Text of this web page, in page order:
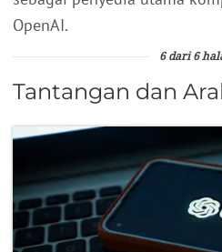
OpenAI.
6 dari 6
Tantangan dan